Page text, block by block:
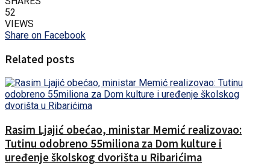
52
VIEWS
Share on Facebook
Related posts
Rasim Ljajić obećao, ministar Memić realizovao:
Tutinu odobreno 55miliona za Dom kulture i
uređenje školskog dvorišta u Ribarićima